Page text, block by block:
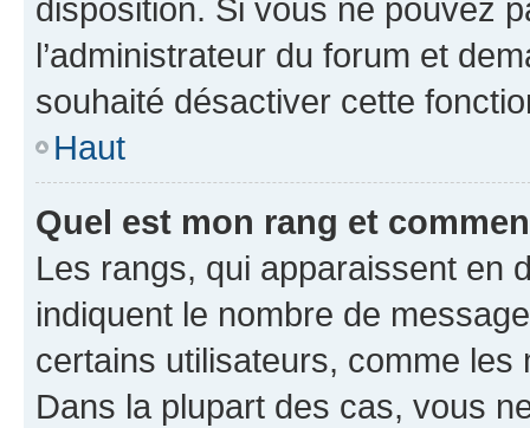
disposition. Si vous ne pouvez
l’administrateur du forum et
souhaité désactiver cette
Haut
Quel est mon rang et
Les rangs, qui apparaissent en
indiquent le nombre de
certains utilisateurs, comme
Dans la plupart des cas, vous